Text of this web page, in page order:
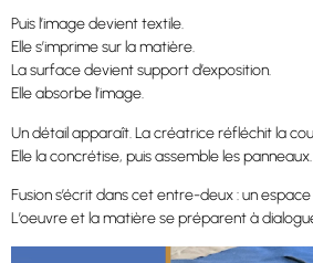
Puis l’image devient textile.
Elle s’imprime sur la matière.
La surface devient support d’exposition.
Elle absorbe l’image.
Un détail apparaît. La créatrice réfléchit la
Elle la concrétise, puis assemble les panneaux.
Fusion s’écrit dans cet entre-deux : un
L’oeuvre et la matière se préparent à